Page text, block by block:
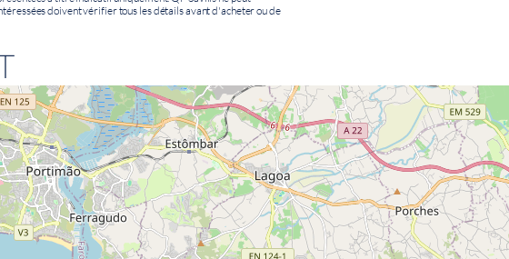
doivent vérifier tous les détails avant d'acheter ou de